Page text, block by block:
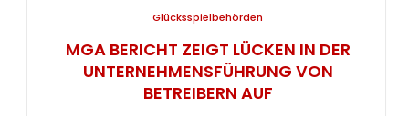
Glücksspielbehörden
MGA BERICHT ZEIGT LÜCKEN IN DER
UNTERNEHMENSFÜHRUNG VON
BETREIBERN AUF